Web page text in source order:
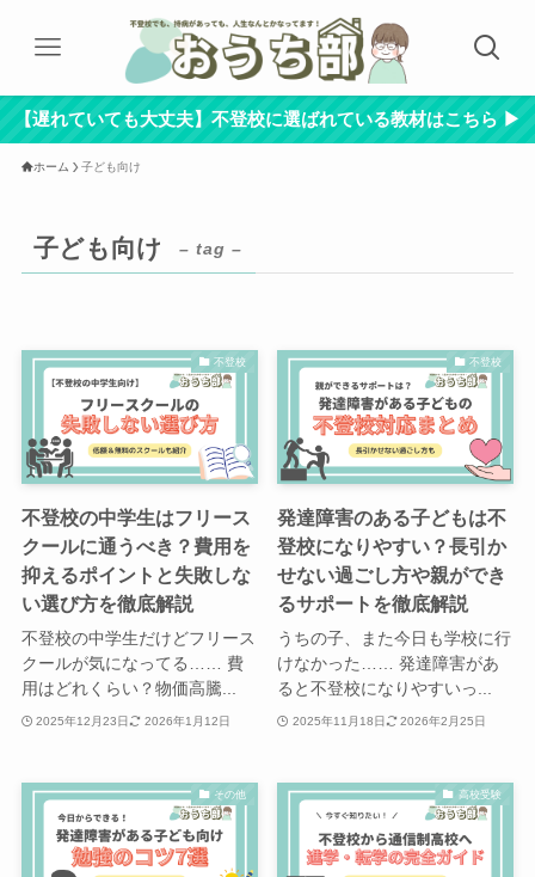
【遅れていても大丈夫】不登校に選ばれている教材はこちら ▶︎
ホーム 子ども向け
子ども向け – tag –
不登校
不登校の中学生はフリース
クールに通うべき？費用を
抑えるポイントと失敗しな
い選び方を徹底解説
不登校の中学生だけどフリース
クールが気になってる…… 費
用はどれくらい？物価高騰...
2025年12月23日 2026年1月12日
不登校
発達障害のある子どもは不
登校になりやすい？長引か
せない過ごし方や親ができ
るサポートを徹底解説
うちの子、また今日も学校に行
けなかった…… 発達障害があ
ると不登校になりやすいっ...
2025年11月18日 2026年2月25日
その他 高校受験